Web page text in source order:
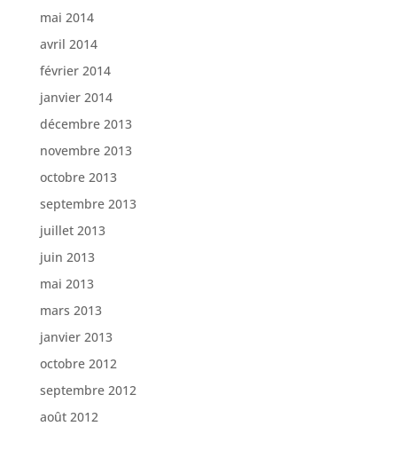
mai 2014
avril 2014
février 2014
janvier 2014
décembre 2013
novembre 2013
octobre 2013
septembre 2013
juillet 2013
juin 2013
mai 2013
mars 2013
janvier 2013
octobre 2012
septembre 2012
août 2012